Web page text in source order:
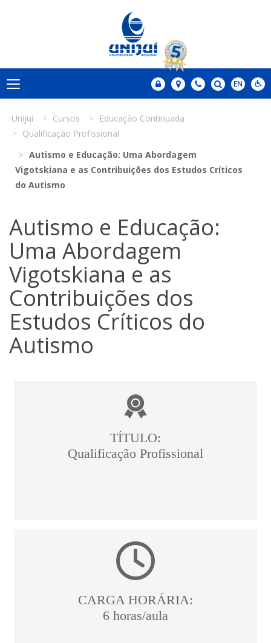
Unijuí Cursos
Educação Continuada
Qualificação Profissional
Autismo e Educação: Uma Abordagem
Vigotskiana e as Contribuições dos Estudos Críticos
do Autismo
Autismo e Educação:
Uma Abordagem
Vigotskiana e as
Contribuições dos
Estudos Críticos do
Autismo